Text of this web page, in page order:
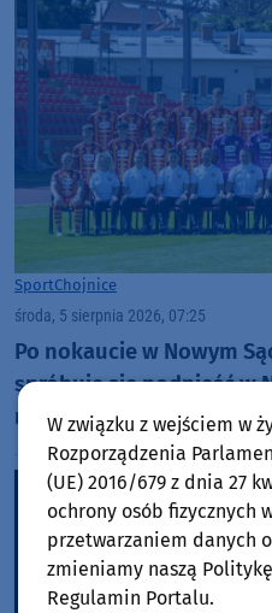
SportChojnice
środa, 5 sierpnia 2026, 07:25
Po nokaucie w Nowym
spróbuje się podnieść w
mecz z Podhalem w
W związku z wejściem w
Rozporządzenia
(UE) 2016/679 z dnia 27
ochrony osób fizycznych
przetwarzaniem danych
zmieniamy naszą
Regulamin Portalu.